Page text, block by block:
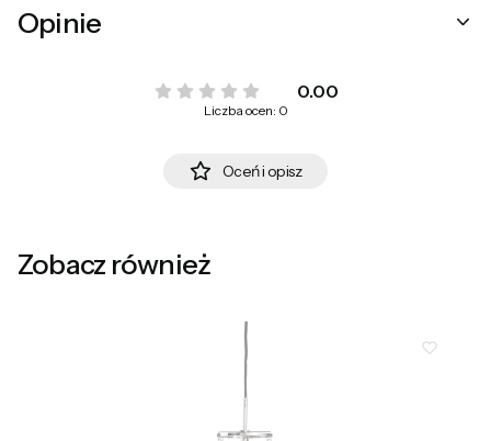
Opinie
0.00
Liczba ocen: 0
Oceń i opisz
Zobacz również